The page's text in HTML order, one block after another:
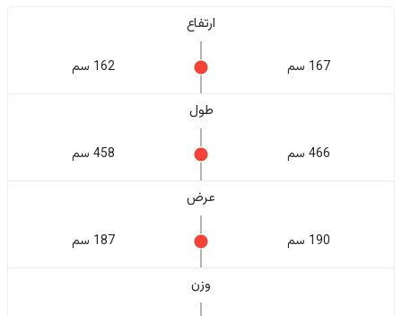
ارتفاع
167 سم 162 سم
طول
466 سم 458 سم
عرض
190 سم 187 سم
وزن